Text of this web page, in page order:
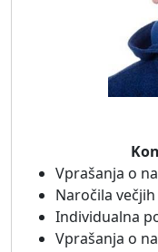
Vprašanja o
Naročila
Individualna
Vprašanja o